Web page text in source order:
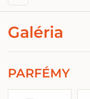
Galéria
PARFÉMY